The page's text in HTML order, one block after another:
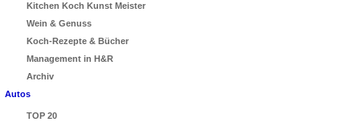
Kitchen Koch Kunst Meister
Wein & Genuss
Koch-Rezepte & Bücher
Management in H&R
Archiv
Autos
TOP 20